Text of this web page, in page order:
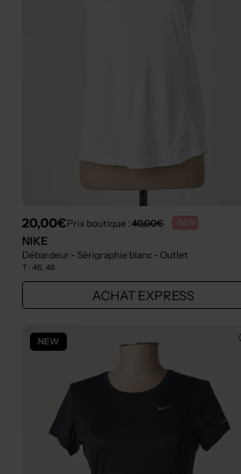
20,00€Prix boutique :40,00€ -50%
NIKE
Débardeur - Sérigraphie blanc - Outlet
T :46, 48
ACHAT EXPRESS
NEW